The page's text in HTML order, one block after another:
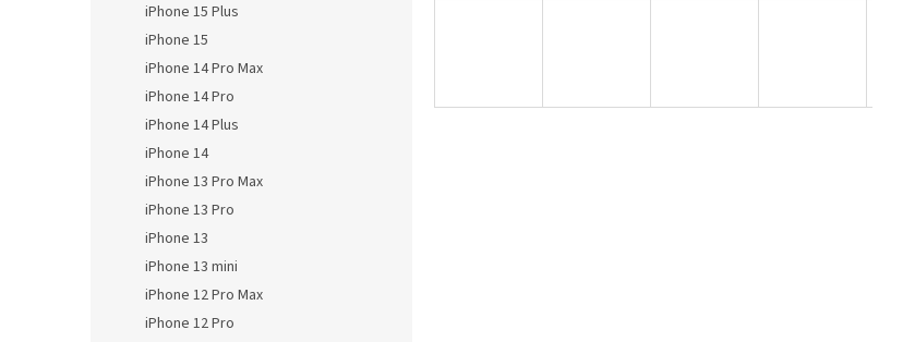
iPhone 15 Plus
iPhone 15
iPhone 14 Pro Max
iPhone 14 Pro
iPhone 14 Plus
iPhone 14
iPhone 13 Pro Max
iPhone 13 Pro
iPhone 13
iPhone 13 mini
iPhone 12 Pro Max
iPhone 12 Pro